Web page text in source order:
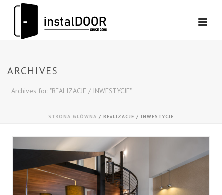
ARCHIVES
Archives for: "REALIZACJE / INWESTYCJE"
STRONA GŁÓWNA / REALIZACJE / INWESTYCJE